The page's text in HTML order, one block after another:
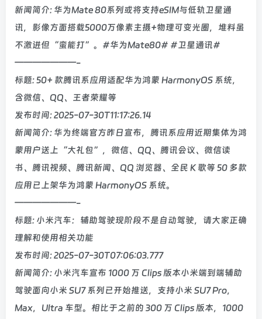
新闻简介: 华为Mate 80系列或将支持eSIM与低轨卫星通
讯，影像方面搭载5000万像素主摄+物理可变光圈，堆料虽
不激进但“蛮能打”。#华为Mate80# #卫星通讯#
———————-
标题: 50+ 款腾讯系应用适配华为鸿蒙 HarmonyOS 系统，
含微信、QQ、王者荣耀等
发布时间: 2025-07-30T11:17:26.14
新闻简介: 华为终端官方昨日宣布，腾讯系应用近期集体为鸿
蒙用户送上“大礼包”，微信、QQ、腾讯会议、微信读
书、腾讯视频、腾讯新闻、QQ 浏览器、全民 K 歌等 50 多款
应用已上架华为鸿蒙 HarmonyOS 系统。
———————-
标题: 小米汽车：辅助驾驶现阶段不是自动驾驶，请大家正确
理解和使用相关功能
发布时间: 2025-07-30T07:06:03.777
新闻简介: 小米汽车宣布 1000 万 Clips 版本小米端到端辅助
驾驶面向小米 SU7 系列已开始推送，支持小米 SU7 Pro，
Max，Ultra 车型。相比于之前的 300 万 Clips 版本，1000